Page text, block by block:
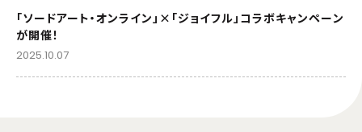
「ソードアート・オンライン」×「ジョイフル」コラボキャンペーン
が開催！
2025.10.07